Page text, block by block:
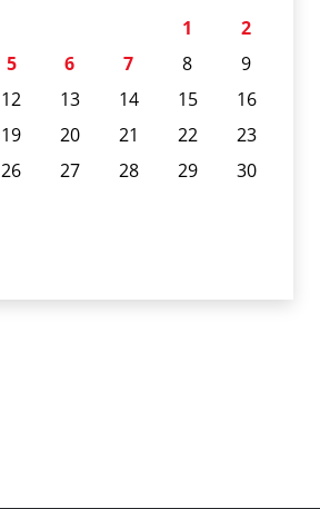
1
2
5 6 7 8
9
12 13 14 15
16
19 20 21 22
23
26 27 28 29
30